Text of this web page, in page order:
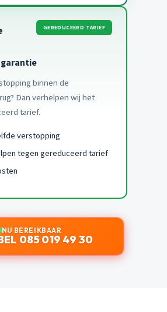
GEREDUCEERD TARIEF
binnen de
Dan verhelpen wij het
tarief.
verstopping
tegen gereduceerd tarief
NU BEREIKBAAR
085 019 49 30